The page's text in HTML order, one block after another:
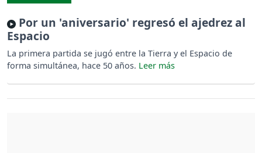
Por un 'aniversario' regresó el ajedrez al
Espacio
La primera partida se jugó entre la Tierra y el Espacio de
forma simultánea, hace 50 años.